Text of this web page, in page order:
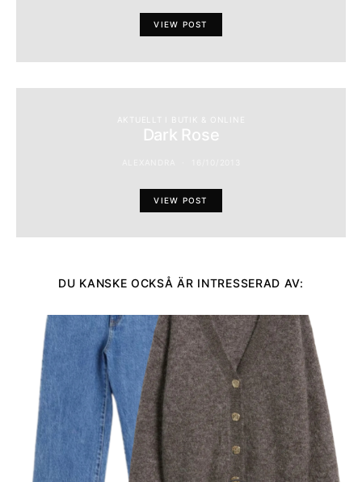
VIEW POST
AKTUELLT I BUTIK & ONLINE
Dark Rose
VIEW POST
DU KANSKE OCKSÅ ÄR INTRESSERAD AV: